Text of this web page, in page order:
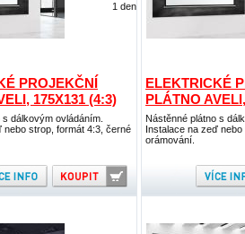
PROJEKČNÍ
175X131 (4:3)
dálkovým ovládáním.
nebo strop, formát 4:3, černé
1 den
ELEKTRICKÉ
PLÁTNO
Nástěnné plátno s
Instalace na zeď
orámování.